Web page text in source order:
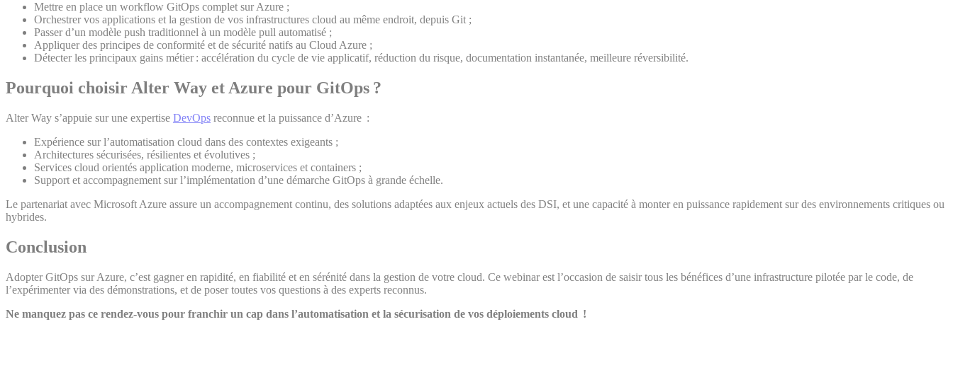
Mettre en place un workflow GitOps complet sur Azure ;
Orchestrer vos applications et la gestion de vos infrastructures cloud au même endroit, depuis Git ;
Passer d’un modèle push traditionnel à un modèle pull automatisé ;
Appliquer des principes de conformité et de sécurité natifs au Cloud Azure ;
Détecter les principaux gains métier : accélération du cycle de vie applicatif, réduction du risque, documentation instantanée, meilleure réversibilité.
Pourquoi choisir Alter Way et Azure pour GitOps ?
Alter Way s’appuie sur une expertise DevOps reconnue et la puissance d’Azure :
Expérience sur l’automatisation cloud dans des contextes exigeants ;
Architectures sécurisées, résilientes et évolutives ;
Services cloud orientés application moderne, microservices et containers ;
Support et accompagnement sur l’implémentation d’une démarche GitOps à grande échelle.
Le partenariat avec Microsoft Azure assure un accompagnement continu, des solutions adaptées aux enjeux actuels des DSI, et une capacité à monter en puissance rapidement sur des environnements critiques ou
hybrides.
Conclusion
Adopter GitOps sur Azure, c’est gagner en rapidité, en fiabilité et en sérénité dans la gestion de votre cloud. Ce webinar est l’occasion de saisir tous les bénéfices d’une infrastructure pilotée par le code, de
l’expérimenter via des démonstrations, et de poser toutes vos questions à des experts reconnus.
Ne manquez pas ce rendez-vous pour franchir un cap dans l’automatisation et la sécurisation de vos déploiements cloud !